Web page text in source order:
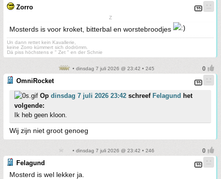
Zorro
Z
Mosterds is voor kroket, bitterbal en worstebroodjes
Un dann rettet kein Kavallerie,
keine Zorro kümmert sich dodrömm.
Dä piss höchstens e " Zet " en der Schnie
• dinsdag 7 juli 2026 @ 23:42 • 245
OmniRocket
Op dinsdag 7 juli 2026 23:42 schreef Felagund het
volgende:
Ik heb geen kloon.
Wij zijn niet groot genoeg
• dinsdag 7 juli 2026 @ 23:42 • 246
Felagund
Mosterd is wel lekker ja.